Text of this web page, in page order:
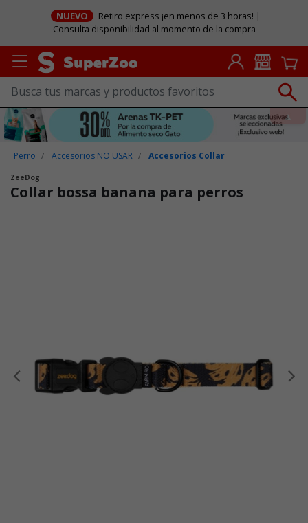
NUEVO
Retiro express ¡en menos de 3 horas! |
Consulta disponibilidad al momento de la compra
Perro Accesorios NO USAR Accesorios Collar
ZeeDog
Collar bossa banana para perros
Anterior